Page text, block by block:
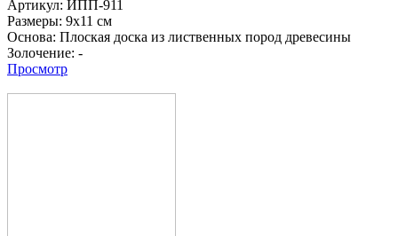
Артикул: ИПП-911
Размеры: 9х11 см
Основа: Плоская доска из лиственных пород древесины
Золочение: -
Просмотр